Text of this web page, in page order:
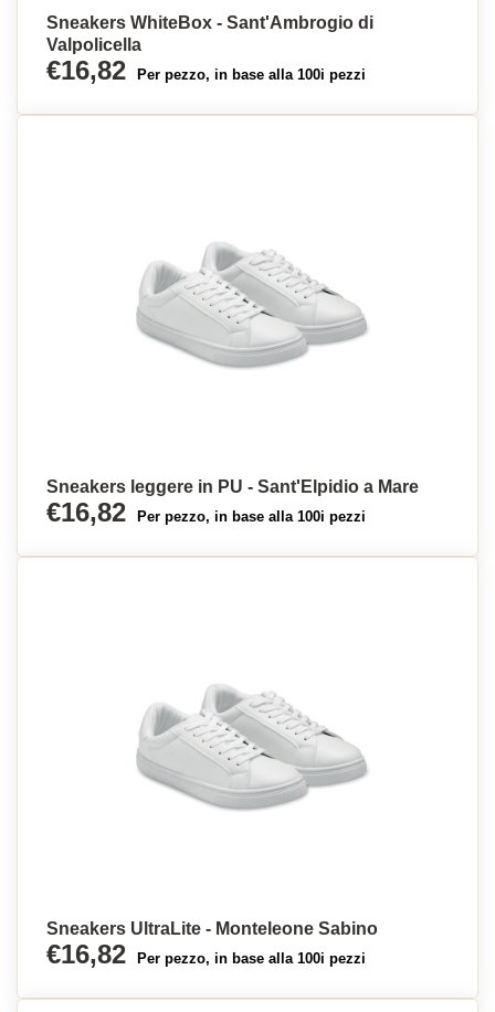
Sneakers WhiteBox - Sant'Ambrogio di
Valpolicella
€16,82 Per pezzo, in base alla 100i pezzi
Sneakers leggere in PU - Sant'Elpidio a Mare
€16,82 Per pezzo, in base alla 100i pezzi
Sneakers UltraLite - Monteleone Sabino
€16,82 Per pezzo, in base alla 100i pezzi